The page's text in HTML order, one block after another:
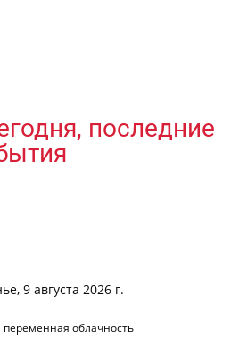
последние
9 августа 2026 г.
переменная облачность